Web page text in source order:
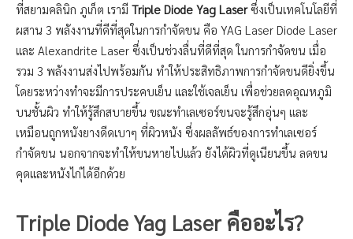
ที่สยามคลินิก ภูเก็ต เรามี Triple Diode Yag Laserซึ่งเป็นเทคโนโลยีที่
ผสาน 3 พลังงานที่ดีที่สุดในการกำจัดขน คือ YAG Laser Diode Laser
และ Alexandrite Laser ซึ่งเป็นช่วงลื่นที่ดีที่สุด ในการกำจัดขน เมื่อ
รวม 3 พลังงานส่งไปพร้อมกัน ทำให้ประสิทธิภาพการกำจัดขนดียิ่งขึ้น
โดยระหว่างทำจะมีการประคบเย็น และใช้เจลเย็น เพื่อช่วยลดอุณหภูมิ
บนชั้นผิว ทำให้รู้สึกสบายขึ้น ขณะทำเลเซอร์ขนจะรู้สึกอุ่นๆ และ
เหมือนถูกหนังยางดีดเบาๆ ที่ผิวหนัง ซึ่งผลลัพธ์ของการทำเลเซอร์
กำจัดขน นอกจากจะทำให้ขนหายไปแล้ว ยังได้ผิวที่ดูเนียนขึ้น ลดขน
คุดและหนังไก่ได้อีกด้วย
Triple Diode Yag Laser คืออะไร?